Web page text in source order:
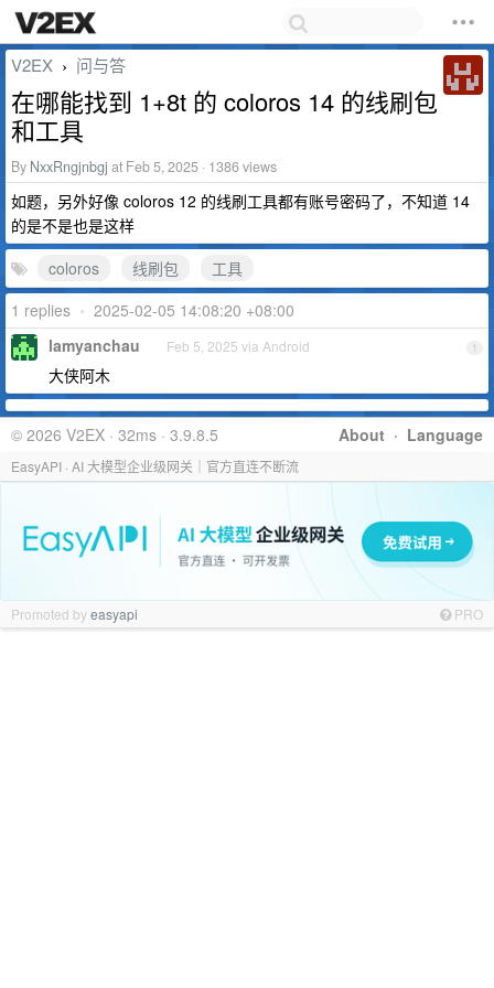
V2EX › 问与答
在哪能找到 1+8t 的 coloros 14 的线刷包
和工具
By NxxRngjnbgj at Feb 5, 2025 · 1386 views
如题，另外好像 coloros 12 的线刷工具都有账号密码了，不知道 14
的是不是也是这样
coloros
线刷包
工具
1 replies • 2025-02-05 14:08:20 +08:00
1
lamyanchau Feb 5, 2025 via Android
大侠阿木
About · Language
© 2026 V2EX · 32ms · 3.9.8.5
EasyAPI · AI 大模型企业级网关｜官方直连不断流
Promoted byeasyapi PRO